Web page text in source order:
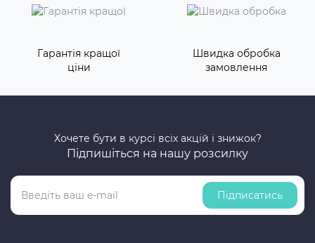
Гарантія кращої
ціни
Швидка обробка
замовлення
Хочете бути в курсі всіх акцій і знижок?
Підпишіться на нашу розсилку
Підписатись